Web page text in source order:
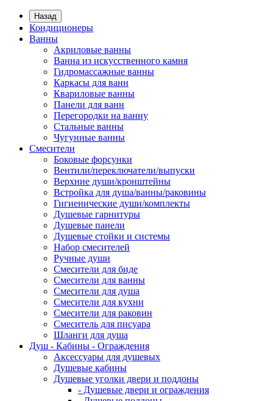
Назад
Кондиционеры
Ванны
Акриловые ванны
Ванна из искусственного камня
Гидромассажные ванны
Каркасы для ванн
Квариловые ванны
Панели для ванн
Перегородки на ванну
Стальные ванны
Чугунные ванны
Смесители
Боковые форсунки
Вентили/переключатели/выпуски
Верхние души/кронштейны
Встройка для душа/ванны/раковины
Гигиенические души/комплекты
Душевые гарнитуры
Душевые панели
Душевые стойки и системы
Набор смесителей
Ручные души
Смесители для биде
Смесители для ванны
Смесители для душа
Смесители для кухни
Смесители для раковин
Смеситель для писуара
Шланги для душа
Душ - Кабины - Ограждения
Аксессуары для душевых
Душевые кабины
Душевые уголки двери и поддоны
- Душевые двери и ограждения